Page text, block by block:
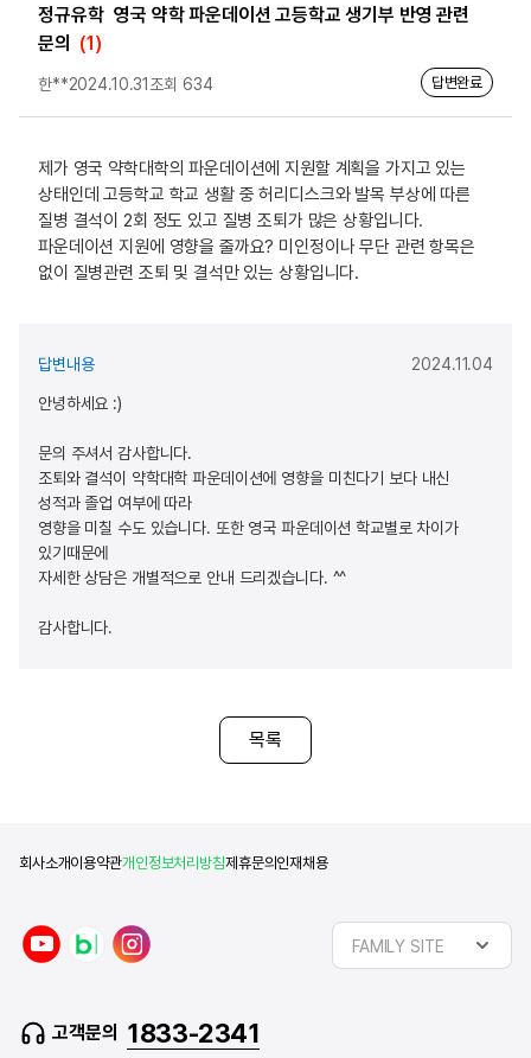
정규유학 영국 약학 파운데이션 고등학교 생기부 반영 관련
문의
(1)
한**2024.10.31 조회 634 답변완료
제가 영국 약학대학의 파운데이션에 지원할 계획을 가지고 있는
상태인데 고등학교 학교 생활 중 허리디스크와 발목 부상에 따른
질병 결석이 2회 정도 있고 질병 조퇴가 많은 상황입니다.
파운데이션 지원에 영향을 줄까요? 미인정이나 무단 관련 항목은
없이 질병관련 조퇴 및 결석만 있는 상황입니다.
2024.11.04
답변내용
안녕하세요 :)
문의 주셔서 감사합니다.
조퇴와 결석이 약학대학 파운데이션에 영향을 미친다기 보다 내신
성적과 졸업 여부에 따라
영향을 미칠 수도 있습니다. 또한 영국 파운데이션 학교별로 차이가
있기때문에
자세한 상담은 개별적으로 안내 드리겠습니다. ^^
감사합니다.
목록
회사소개이용약관개인정보처리방침제휴문의 인재채용
u
n
a
r
a
FAMILY SITE
고객문의 1833-2341